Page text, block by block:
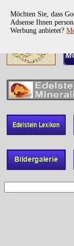
Möchten Sie, dass
Adsense Ihnen
Werbung anbietet?